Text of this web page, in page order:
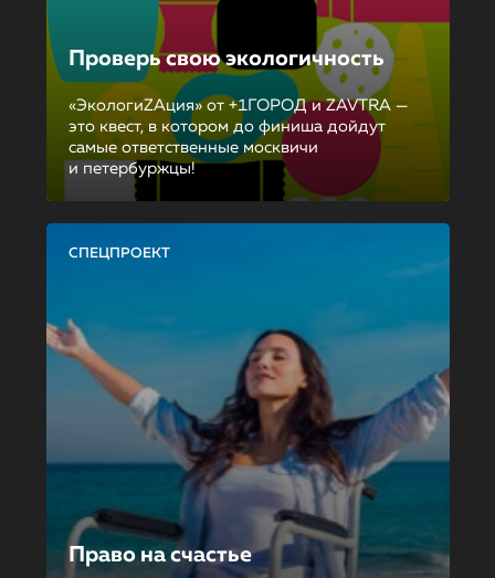
Проверь свою экологичность
«ЭкологиZAция» от +1ГОРОД и ZAVTRA —
это квест, в котором до финиша дойдут
самые ответственные москвичи
и петербуржцы!
СПЕЦПРОЕКТ
Право на счастье